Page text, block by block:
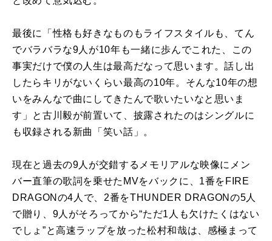
最後に「性格も好きなものもライフスタイルも、てん
でバラバラな9人が10年も一緒に歩んでこれた、この
事実だけで僕の人生は最高だなって思います。話し出
したらキリがないくらい最高の10年。そんな10年の想
いをみんなで曲にしてきたんで歌いたいなと思いま
す」と古川毅が前置いて、披露されたのはシングルに
も収録される新曲「笑い話」。
現在と過去の9人が交錯するメモリアルな映像にメン
バー直筆の歌詞を乗せたMVをバックに、1番をFIRE
DRAGONの4人で、2番をTHUNDER DRAGONの5人
で贈り、9人がそろってから“ただ1人も欠けたくはない
でしょ”と高速ラップを放った松村和哉は、感極まって